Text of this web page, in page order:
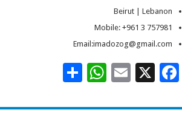
Beirut | Lebanon
Mobile: +961 3 757981
Email:imadozog@gmail.com
F
e
X
E
ai
W
at
ar